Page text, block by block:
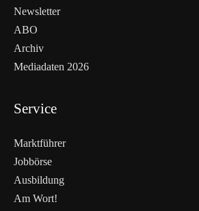
Newsletter
ABO
Archiv
Mediadaten 2026
Service
Marktführer
Jobbörse
Ausbildung
Am Wort!